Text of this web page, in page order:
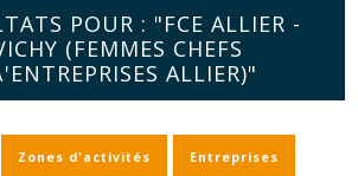
POUR : "FCE ALLIER -
(FEMMES CHEFS
ALLIER)"
Zones d'activités Entreprises